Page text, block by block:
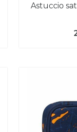
astuccio satch fantasia nero e